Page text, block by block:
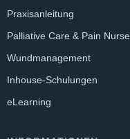
Praxisanleitung
Palliative Care & Pain Nurse
Wundmanagement
Inhouse-Schulungen
eLearning